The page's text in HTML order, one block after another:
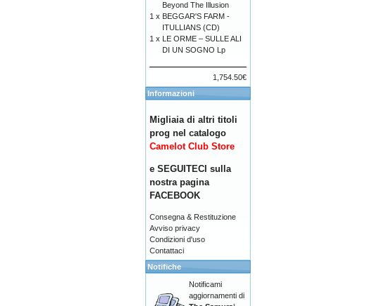
Beyond The Illusion
1 x BEGGAR'S FARM -
ITULLIANS (CD)
1 x LE ORME – SULLE ALI
DI UN SOGNO Lp
1,754.50€
Informazioni
Migliaia di altri titoli
prog nel catalogo
Camelot Club Store
e SEGUITECI sulla
nostra pagina
FACEBOOK
Consegna & Restituzione
Avviso privacy
Condizioni d'uso
Contattaci
Notifiche
Notificami
aggiornamenti di